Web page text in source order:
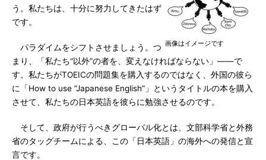
画像はイメージです
う。私たちは、十分に努力してきたはず
です。
パラダイムをシフトさせましょう。つ
まり、「私たち“以外”の者を、変えなければならない」――で
す。私たちがTOEICの問題集を購入するのではなく、外国の彼ら
に「How to use “Japanese English”」というタイトルの本を購入
させて、私たちの日本英語を彼らに勉強させるのです。
そして、政府が行うべきグローバル化とは、文部科学省と外務
省のタッグチームによる、この「日本英語」の海外への発信と宣
言です。